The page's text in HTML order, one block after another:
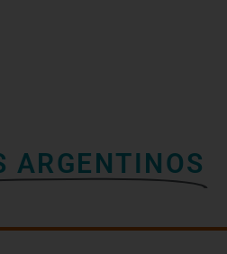
ARGENTINOS